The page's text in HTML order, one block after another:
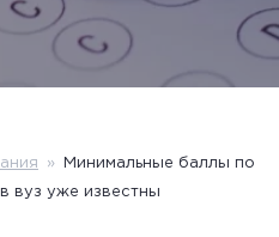
» Минимальные баллы по
вуз уже известны